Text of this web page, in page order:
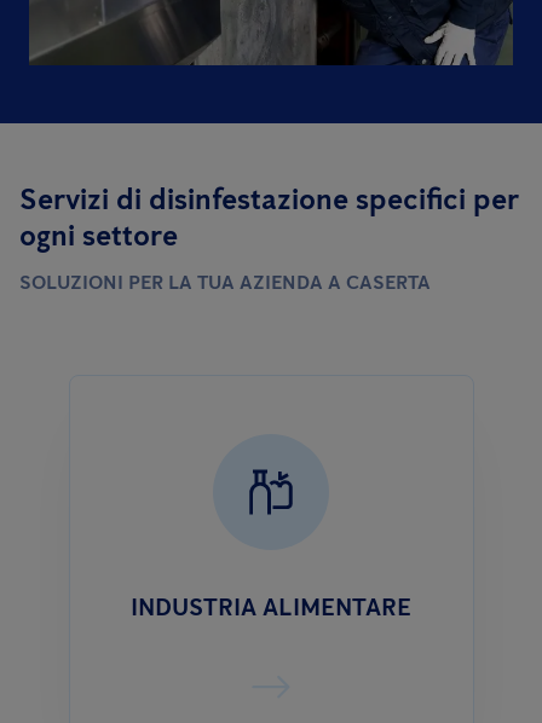
Servizi di disinfestazione specifici per
ogni settore
SOLUZIONI PER LA TUA AZIENDA A CASERTA
INDUSTRIA ALIMENTARE